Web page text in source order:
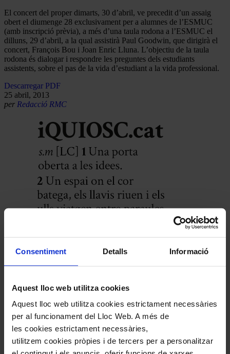
Consentiment Detalls Informació
Aquest lloc web utilitza cookies
Aquest lloc web utilitza cookies estrictament necessàries
per al funcionament del Lloc Web. A més de
les cookies estrictament necessàries,
utilitzem cookies pròpies i de tercers per a personalitzar
El concert del proper dimarts, 30 d’abril, ve precedit d’un assaig
obert el diumenge 28 exclusivament per a alumnes de l’ESMUC
(amb inscripció prèvia), a més d’una taula rodona a l’ESMUC el
dilluns, 29 d’abril, a la qual assistirà Paul Goodwin, que dirigirà el
concert, François Bou i Joan Enric Lluna. L’objectiu de la taula
rodona és dialogar i respondre les preguntes dels estudiants
assistents, sobre el pas de la vida d’estudiant a la vida professional.
Descarregar PDF
25 abril, 2013
per Redacció RMC